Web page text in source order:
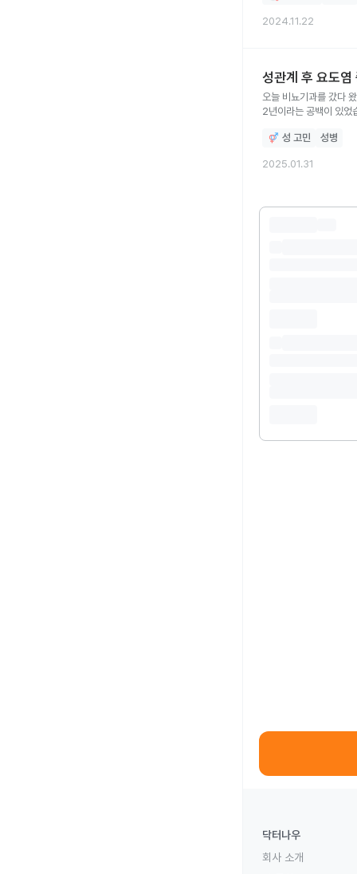
2024.11.22
성관계 후 요도염
오늘 비뇨기과를 갔다
2년이라는 공백이 있었
성 고민
성병
2025.01.31
닥터나우
회사 소개